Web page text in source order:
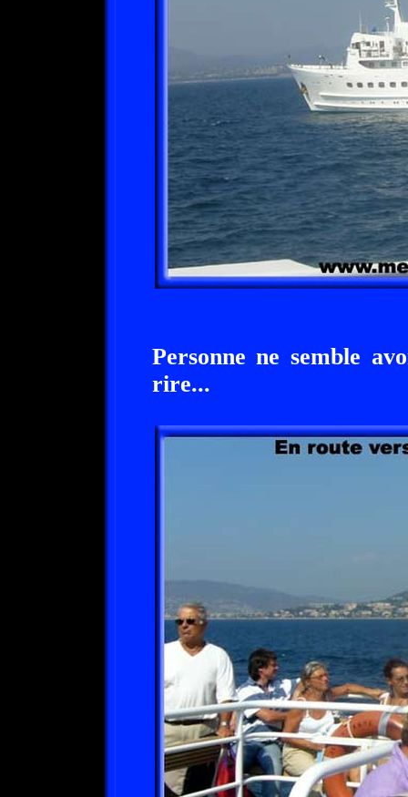
Personne ne semble
rire...